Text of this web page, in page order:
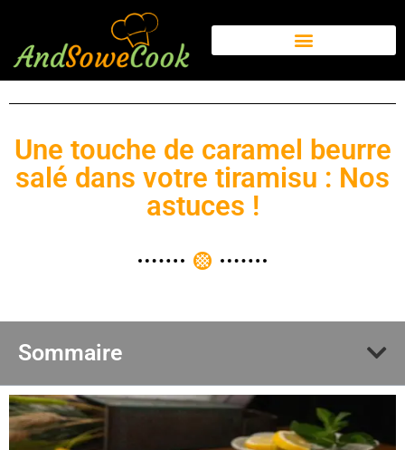
Une touche de caramel beurre
salé dans votre tiramisu : Nos
astuces !
Sommaire